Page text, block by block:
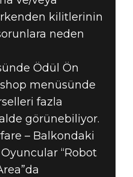
kilitlerinin
neden
Ödül Ön
menüsünde
fazla
görünebiliyor.
– Balkondaki
“Robot